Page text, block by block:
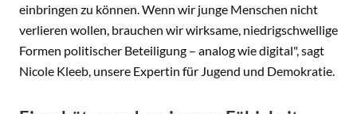
einbringen zu können. Wenn wir junge Menschen nicht
verlieren wollen, brauchen wir wirksame, niedrigschwellige
Formen politischer Beteiligung – analog wie digital", sagt
Nicole Kleeb, unsere Expertin für Jugend und Demokratie.